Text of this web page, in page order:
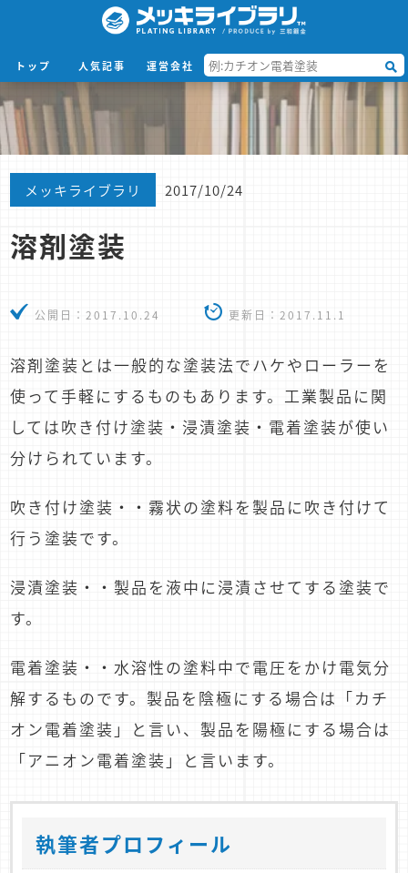
トップ 人気記事 運営会社
メッキライブラリ 2017/10/24
溶剤塗装
公開日：2017.10.24 更新日： 2017.11.1
溶剤塗装とは一般的な塗装法でハケやローラーを
使って手軽にするものもあります。工業製品に関
しては吹き付け塗装・浸漬塗装・電着塗装が使い
分けられています。
吹き付け塗装・・霧状の塗料を製品に吹き付けて
行う塗装です。
浸漬塗装・・製品を液中に浸漬させてする塗装で
す。
電着塗装・・水溶性の塗料中で電圧をかけ電気分
解するものです。製品を陰極にする場合は「カチ
オン電着塗装」と言い、製品を陽極にする場合は
「アニオン電着塗装」と言います。
執筆者プロフィール